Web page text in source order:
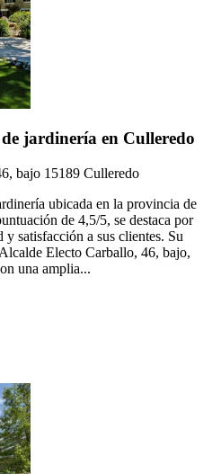
jardinería en Culleredo
bajo 15189 Culleredo
ubicada en la provincia de
de 4,5/5, se destaca por
satisfacción a sus clientes. Su
Electo Carballo, 46, bajo,
una amplia...